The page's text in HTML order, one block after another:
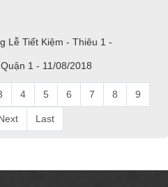
Lễ Tiết Kiệm - Thiêu 1 -
1 - 11/08/2018
4 5 6 7 8 9
Last